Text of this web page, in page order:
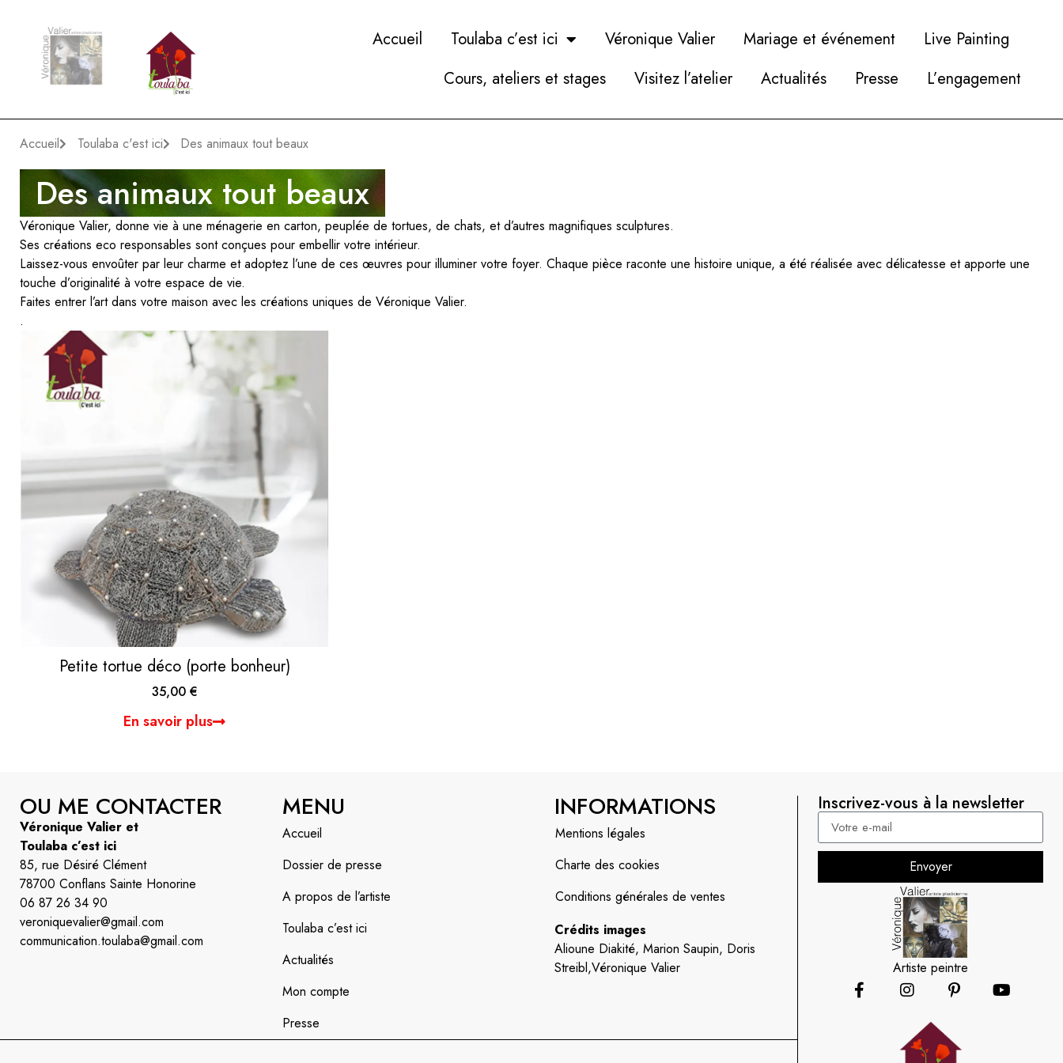
Accueil Toulaba c’est ici Véronique Valier Mariage et événement
Live Painting
Cours, ateliers et stages
Visitez l’atelier Actualités Presse L’engagement
Accueil Toulaba c'est ici Des animaux tout beaux
Des animaux tout beaux
Véronique Valier, donne vie à une ménagerie en carton, peuplée de tortues, de chats, et d’autres magnifiques sculptures.
Ses créations eco responsables sont conçues pour embellir votre intérieur.
Laissez-vous envoûter par leur charme et adoptez l’une de ces œuvres pour illuminer votre foyer. Chaque pièce raconte une histoire unique, a été réalisée avec délicatesse et apporte une
touche d’originalité à votre espace de vie.
Faites entrer l’art dans votre maison avec les créations uniques de Véronique Valier.
.
Petite tortue déco (porte bonheur)
35,00 €
En savoir plus
OU ME CONTACTER
Véronique Valier et
Toulaba c’est ici
85, rue Désiré Clément
78700 Conflans Sainte Honorine
06 87 26 34 90
veroniquevalier@gmail.com
communication.toulaba@gmail.com
MENU
Accueil
Dossier de presse
A propos de l’artiste
Toulaba c’est ici
Actualités
Mon compte
Presse
INFORMATIONS
Mentions légales
Charte des cookies
Conditions générales de ventes
Crédits images
Alioune Diakité, Marion Saupin, Doris
Streibl,Véronique Valier
Inscrivez-vous à la newsletter
Envoyer
Artiste peintre